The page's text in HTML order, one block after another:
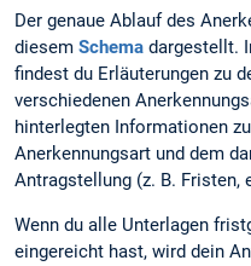
Der genaue Ablauf des
diesem Schema dargestellt.
findest du Erläuterungen zu
verschiedenen
hinterlegten Informationen
Anerkennungsart und dem
Antragstellung (z. B. Fristen,
Wenn du alle Unterlagen
eingereicht hast, wird dein